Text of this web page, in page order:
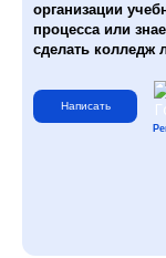
организации
процесса или
сделать колледж
Написать